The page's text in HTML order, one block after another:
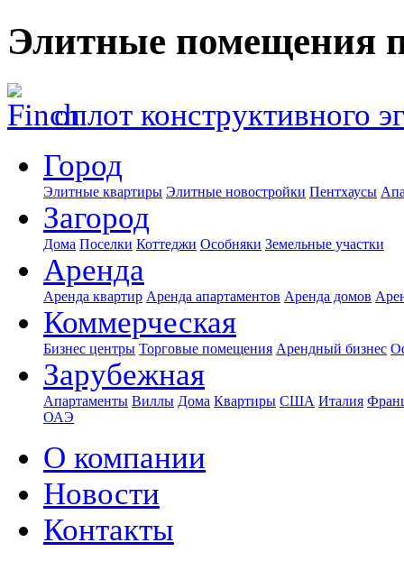
Элитные помещения
оплот конструктивного
Город
Элитные квартиры Элитные новостройки Пентхаусы
Загород
Дома Поселки Коттеджи Особняки Земельные участки
Аренда
Аренда квартир Аренда апартаментов Аренда домов
Коммерческая
Бизнес центры Торговые помещения Арендный бизнес
Зарубежная
Апартаменты Виллы Дома Квартиры США Италия
ОАЭ
О компании
Новости
Контакты